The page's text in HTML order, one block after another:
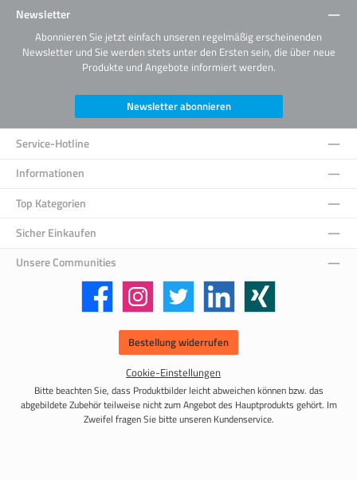
Newsletter
Abonnieren Sie jetzt einfach unseren regelmäßig erscheinenden
Newsletter und Sie werden stets unter den Ersten sein, die über neue
Produkte und Angebote informiert werden.
Newsletter abonnieren
Service-Hotline
Informationen
Top Kategorien
Sicher Einkaufen
Unsere Communities
Facebook Instagram Twitter LinkedIn Xing
Bestellung widerrufen
Cookie-Einstellungen
Bitte beachten Sie, dass Produktbilder leicht abweichen können bzw. das
abgebildete Zubehör teilweise nicht zum Angebot des Hauptprodukts gehört. Im
Zweifel fragen Sie bitte unseren Kundenservice.